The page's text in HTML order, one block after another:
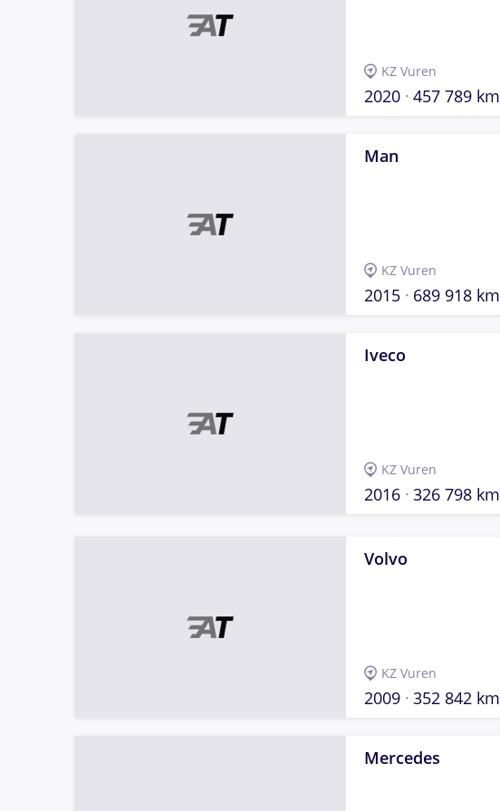
KZ Vuren
2020 457 789 km
Man
KZ Vuren
2015 689 918 km
Iveco
KZ Vuren
2016 326 798 km
Volvo
KZ Vuren
2009 352 842 km
Mercedes